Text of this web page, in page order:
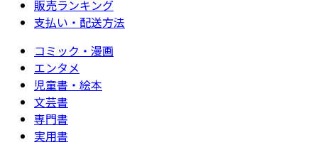
販売ランキング
支払い・配送方法
コミック・漫画
エンタメ
児童書・絵本
文芸書
専門書
実用書